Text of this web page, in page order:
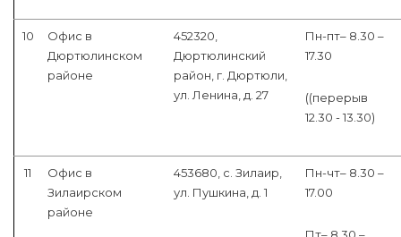
10
Офис в
Дюртюлинском
районе
452320,
Дюртюлинский
район, г. Дюртюли,
ул. Ленина, д. 27
Пн-пт– 8.30 –
17.30
((перерыв
12.30 - 13.30)
11
Офис в
Зилаирском
районе
453680, с. Зилаир,
ул. Пушкина, д. 1
Пн-чт– 8.30 –
17.00